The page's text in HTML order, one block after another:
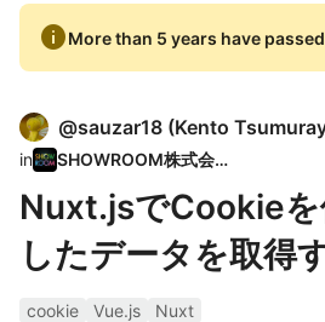
infoMore than 5 years have
@sauzar18 (Kento
in SHOWROOM株式会社
Nuxt.jsでCookie
したデータを取得
cookie Vue.js
Nuxt